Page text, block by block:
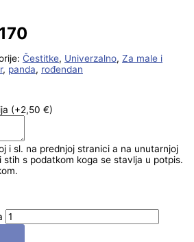
Čestitke, Univerzalno, Za male i
, panda, rođendan
(+2,50 €)
i sl. na prednjoj stranici a na unutarnjoj
s podatkom koga se stavlja u potpis.